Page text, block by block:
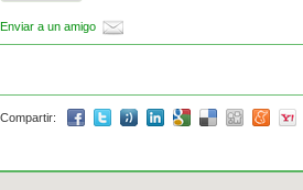
Enviar a un amigo
Compartir: